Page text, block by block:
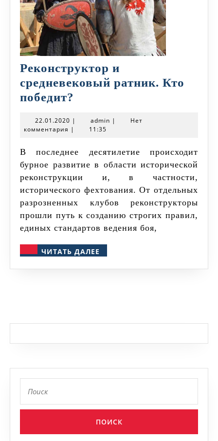
Реконструктор и
средневековый ратник. Кто
победит?
средневековый
Кто
победит?
22.01.2020 22.01.2020
| admin admin
|
Нет
комментария | 11:35
В последнее десятилетие происходит
бурное развитие в области исторической
реконструкции и, в частности,
исторического фехтования. От отдельных
разрозненных клубов реконструкторы
прошли путь к созданию строгих правил,
единых стандартов ведения боя,
ЧИТАТЬ ДАЛЕЕ
ДАЛЕЕ